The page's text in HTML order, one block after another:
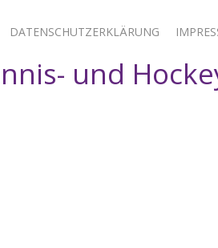
DATENSCHUTZERKLÄRUNG
und